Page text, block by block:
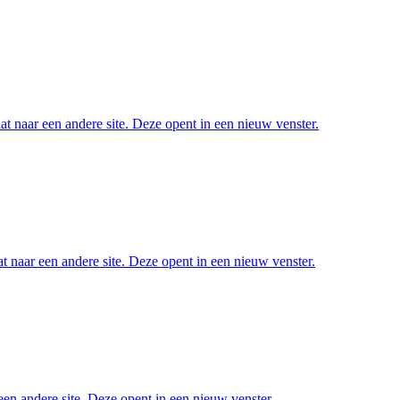
naar een andere site. Deze opent in een nieuw venster.
naar een andere site. Deze opent in een nieuw venster.